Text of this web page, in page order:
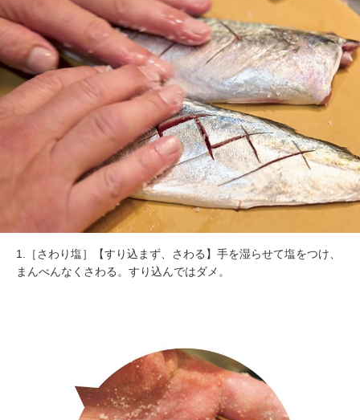
1.［さわり塩］【すり込まず、さわる】手を湿らせて塩をつけ、
まんべんなくさわる。すり込んではダメ。